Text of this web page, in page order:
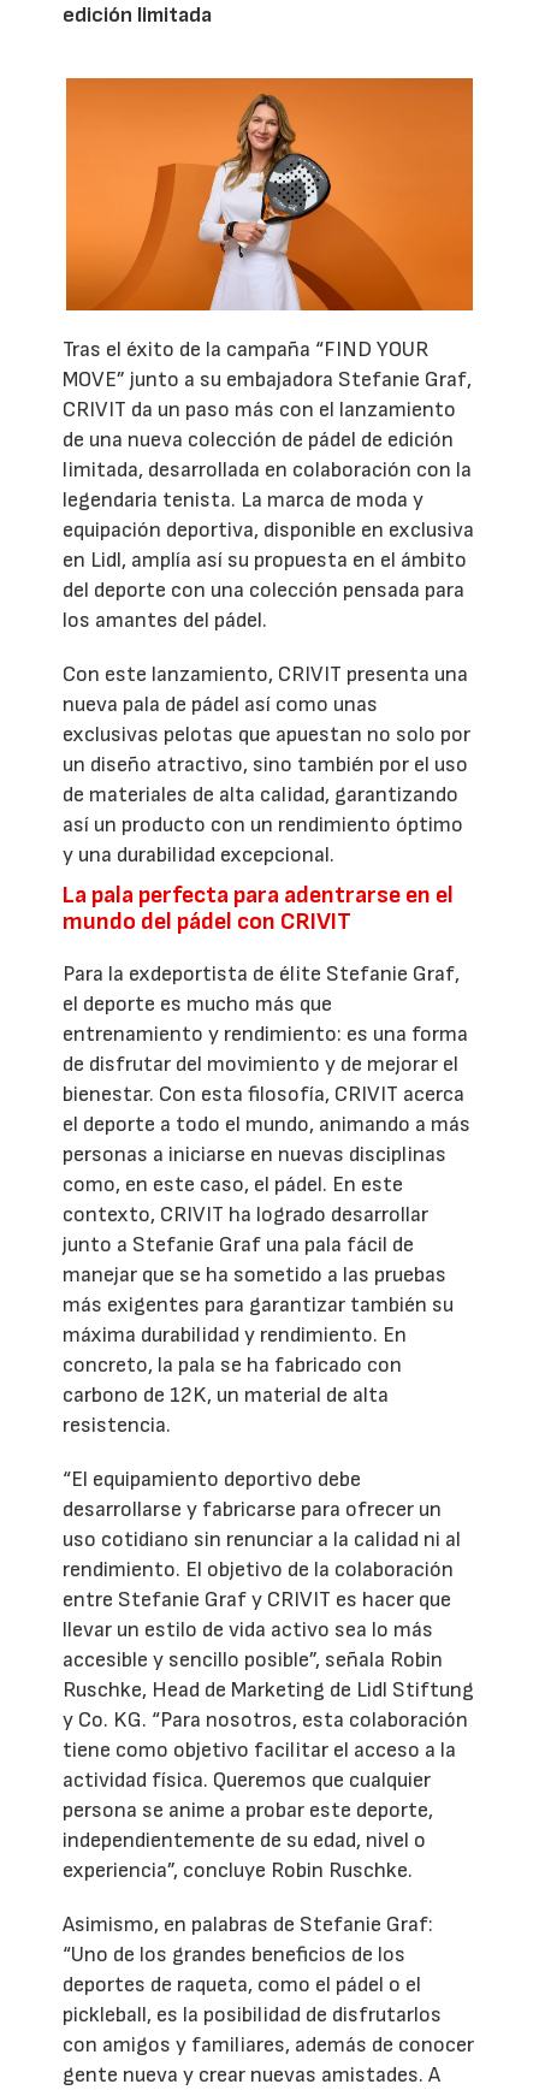
edición limitada
Tras el éxito de la campaña “FIND YOUR
MOVE” junto a su embajadora Stefanie Graf,
CRIVIT da un paso más con el lanzamiento
de una nueva colección de pádel de edición
limitada, desarrollada en colaboración con la
legendaria tenista. La marca de moda y
equipación deportiva, disponible en exclusiva
en Lidl, amplía así su propuesta en el ámbito
del deporte con una colección pensada para
los amantes del pádel.
Con este lanzamiento, CRIVIT presenta una
nueva pala de pádel así como unas
exclusivas pelotas que apuestan no solo por
un diseño atractivo, sino también por el uso
de materiales de alta calidad, garantizando
así un producto con un rendimiento óptimo
y una durabilidad excepcional.
La pala perfecta para adentrarse en el
mundo del pádel con CRIVIT
Para la exdeportista de élite Stefanie Graf,
el deporte es mucho más que
entrenamiento y rendimiento: es una forma
de disfrutar del movimiento y de mejorar el
bienestar. Con esta filosofía, CRIVIT acerca
el deporte a todo el mundo, animando a más
personas a iniciarse en nuevas disciplinas
como, en este caso, el pádel. En este
contexto, CRIVIT ha logrado desarrollar
junto a Stefanie Graf una pala fácil de
manejar que se ha sometido a las pruebas
más exigentes para garantizar también su
máxima durabilidad y rendimiento. En
concreto, la pala se ha fabricado con
carbono de 12K, un material de alta
resistencia.
“El equipamiento deportivo debe
desarrollarse y fabricarse para ofrecer un
uso cotidiano sin renunciar a la calidad ni al
rendimiento. El objetivo de la colaboración
entre Stefanie Graf y CRIVIT es hacer que
llevar un estilo de vida activo sea lo más
accesible y sencillo posible”, señala Robin
Ruschke, Head de Marketing de Lidl Stiftung
y Co. KG. “Para nosotros, esta colaboración
tiene como objetivo facilitar el acceso a la
actividad física. Queremos que cualquier
persona se anime a probar este deporte,
independientemente de su edad, nivel o
experiencia”, concluye Robin Ruschke.
Asimismo, en palabras de Stefanie Graf:
“Uno de los grandes beneficios de los
deportes de raqueta, como el pádel o el
pickleball, es la posibilidad de disfrutarlos
con amigos y familiares, además de conocer
gente nueva y crear nuevas amistades. A